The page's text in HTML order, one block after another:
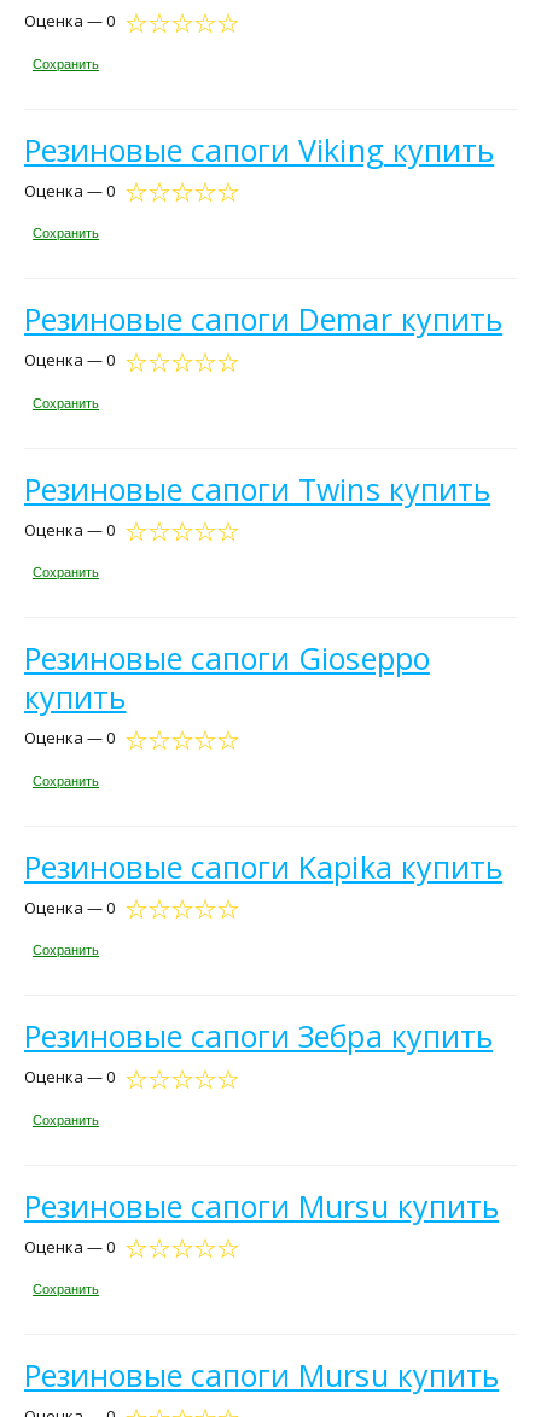
Оценка — 0
Сохранить
Резиновые сапоги Viking купить
Оценка — 0
Сохранить
Резиновые сапоги Demar купить
Оценка — 0
Сохранить
Резиновые сапоги Twins купить
Оценка — 0
Сохранить
Резиновые сапоги Gioseppo
купить
Оценка — 0
Сохранить
Резиновые сапоги Kapika купить
Оценка — 0
Сохранить
Резиновые сапоги Зебра купить
Оценка — 0
Сохранить
Резиновые сапоги Mursu купить
Оценка — 0
Сохранить
Резиновые сапоги Mursu купить